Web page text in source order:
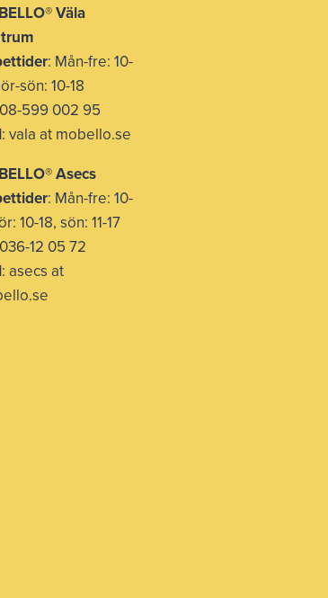
Väla
: Mån-fre: 10-
sön: 10-18
599 002 95
: vala at mobello.se
Asecs
: Mån-fre: 10-
10-18, sön: 11-17
036-12 05 72
: asecs at